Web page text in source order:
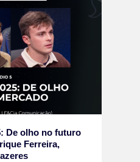
De olho no futuro
Ferreira,